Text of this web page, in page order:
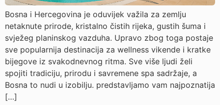
Bosna i Hercegovina je oduvijek važila za zemlju
netaknute prirode, kristalno čistih rijeka, gustih šuma i
svježeg planinskog vazduha. Upravo zbog toga postaje
sve popularnija destinacija za wellness vikende i kratke
bijegove iz svakodnevnog ritma. Sve više ljudi želi
spojiti tradiciju, prirodu i savremene spa sadržaje, a
Bosna to nudi u izobilju. predstavljamo vam najpoznatija
[…]